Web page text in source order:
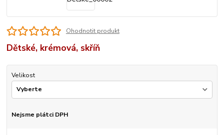
Ohodnotit produkt
Dětské, krémová, skříň
Velikost
Nejsme plátci DPH